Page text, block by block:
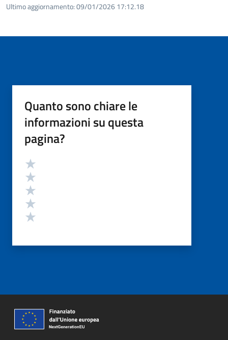
Ultimo aggiornamento:09/01/2026 17:12.18
Quanto sono chiare le
informazioni su questa
pagina?
Valutazione